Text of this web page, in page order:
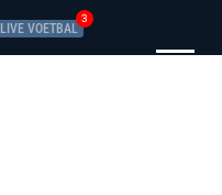
LIVE VOETBAL
3